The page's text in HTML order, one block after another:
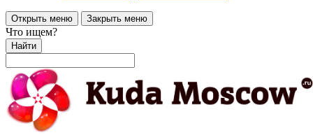
Открыть меню Закрыть меню
Что ищем?
Найти